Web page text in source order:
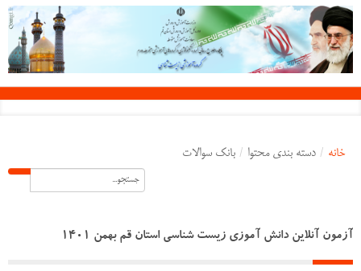
خانه / دسته بندی محتوا / بانک سوالات
آزمون آنلاین دانش آموزی زیست شناسی استان قم بهمن 1401